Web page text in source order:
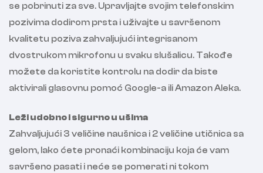
se pobrinuti za sve. Upravljajte svojim telefonskim
pozivima dodirom prsta i uživajte u savršenom
kvalitetu poziva zahvaljujući integrisanom
dvostrukom mikrofonu u svaku slušalicu. Takođe
možete da koristite kontrolu na dodir da biste
aktivirali glasovnu pomoć Google-a ili Amazon Aleka.
Leži udobno i sigurno u ušima
Zahvaljujući 3 veličine naušnica i 2 veličine utičnica sa
gelom, lako ćete pronaći kombinaciju koja će vam
savršeno pasati i neće se pomerati ni tokom